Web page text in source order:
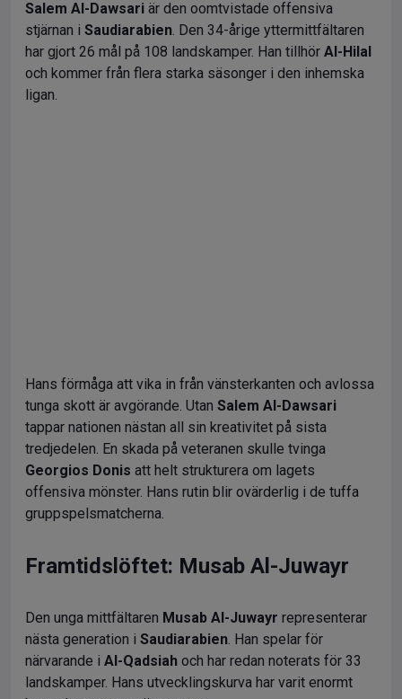
Salem Al-Dawsari är den oomtvistade offensiva
stjärnan i Saudiarabien. Den 34-årige yttermittfältaren
har gjort 26 mål på 108 landskamper. Han tillhör Al-Hilal
och kommer från flera starka säsonger i den inhemska
ligan.
Hans förmåga att vika in från vänsterkanten och avlossa
tunga skott är avgörande. Utan Salem Al-Dawsari
tappar nationen nästan all sin kreativitet på sista
tredjedelen. En skada på veteranen skulle tvinga
Georgios Donis att helt strukturera om lagets
offensiva mönster. Hans rutin blir ovärderlig i de tuffa
gruppspelsmatcherna.
Framtidslöftet: Musab Al-Juwayr
Den unga mittfältaren Musab Al-Juwayr representerar
nästa generation i Saudiarabien. Han spelar för
närvarande i Al-Qadsiah och har redan noterats för 33
landskamper. Hans utvecklingskurva har varit enormt